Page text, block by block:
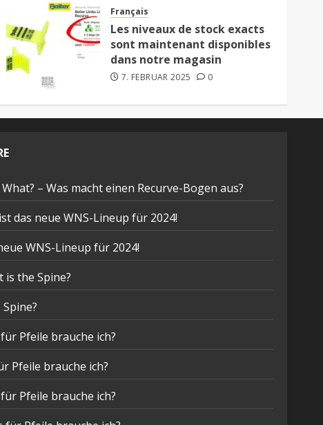
Français
Les niveaux de stock exacts
sont maintenant disponibles
dans notre magasin
7. FEBRUAR 2025 0
What? – Was macht einen Recurve-Bogen aus?
das neue WNS-Lineup für 2024!
WNS-Lineup für 2024!
is the Spine?
Pfeile brauche ich?
Pfeile brauche ich?
Pfeile brauche ich?